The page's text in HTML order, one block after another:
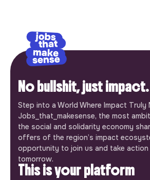
No bullshit, just impact.
Step into a World Where Impact Truly
Jobs_that_makesense, the most
the social and solidarity economy
offers of the region’s impact
opportunity to join us and take
tomorrow.
This is your platform